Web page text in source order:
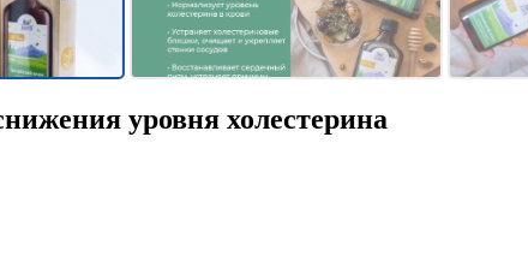
уровня холестерина